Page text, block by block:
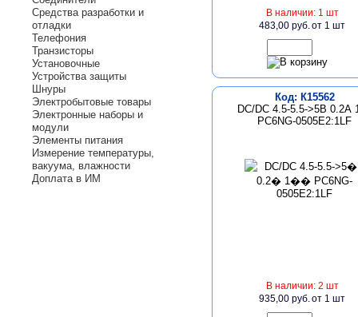
Средства разработки и
отладки
Телефония
Транзисторы
Установочные
Устройства защиты
Шнуры
Электробытовые товары
Электронные наборы и
модули
Элементы питания
Измерение температуры,
вакуума, влажности
Доплата в ИМ
В наличии: 1 шт
483,00 руб.от 1 шт
Код: К15562
DC/DC 4.5-5.5->5В 0.2А
PC6NG-0505E2:1LF
В наличии: 2 шт
935,00 руб.от 1 шт